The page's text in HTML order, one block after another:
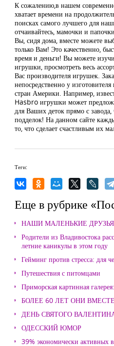
К сожалению,в нашем
хватает времени на
поисках самого лучшего для
отчаивайтесь, мамочки и
Вы, сидя дома, вместе можете
только Вам! Это качественно,
время и деньги! Вы можете
игрушки, просмотреть весь
Вас производителя игрушек.
непосредственно у
стран Америки. Например,
Hasbro игрушки может
для Ваших деток прямо с
подделок! На данном сайте
то, что сделает счастливым их
Теги:
Еще в рубрике
НАШИ МАЛЕНЬКИЕ ДРУЗЬЯ
Родители из Владивостока
летние каникулы в этом году
Гейминг против стресса: для
Путешествия с питомцами
Приморская картинная
БОЛЕЕ 60 ЛЕТ ОНИ ВМЕСТЕ
ДЕНЬ СВЯТОГО
ОДЕССКИЙ ЮМОР
39% экономически активных